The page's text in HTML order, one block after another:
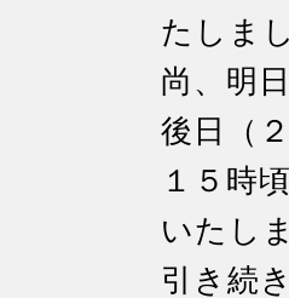
たしま
尚、明
後日（
１５時
いたし
引き続